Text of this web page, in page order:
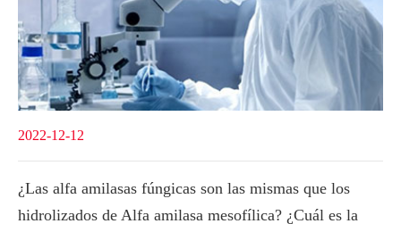
2022-12-12
¿Las alfa amilasas fúngicas son las mismas que los
hidrolizados de Alfa amilasa mesofílica? ¿Cuál es la